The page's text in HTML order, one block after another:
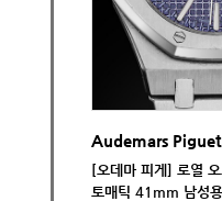
Audemars Piguet